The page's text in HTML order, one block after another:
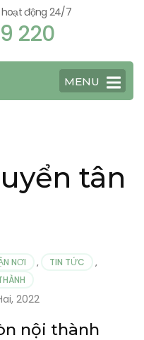
động 24/7
220
MENU
tân
NƠI , TIN TỨC
,
2022
nội thành